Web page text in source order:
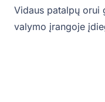
Vidaus patalpų orui
valymo įrangoje